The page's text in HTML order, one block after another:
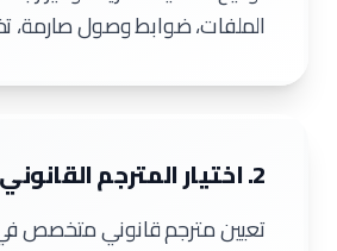
الملفات، ضوابط وصول صارمة،
2. اختيار المترجم القانوني
تعيين مترجم قانوني متخصص